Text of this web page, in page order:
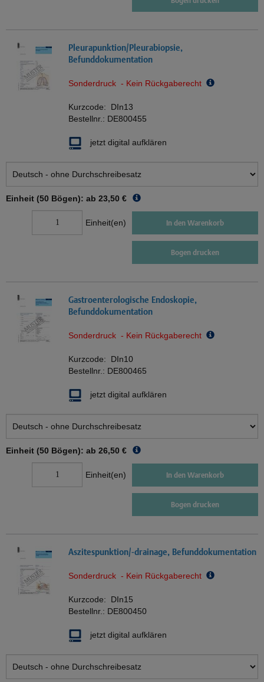
Pleurapunktion/Pleurabiopsie,
Befunddokumentation
Sonderdruck - Kein Rückgaberecht
Kurzcode: DIn13
Bestellnr.: DE800455
jetzt digital aufklären
Einheit (50 Bögen): ab 23,50 €
Einheit(en) In den Warenkorb
Bogen drucken
Gastroenterologische Endoskopie,
Befunddokumentation
Sonderdruck - Kein Rückgaberecht
Kurzcode: DIn10
Bestellnr.: DE800465
jetzt digital aufklären
Einheit (50 Bögen): ab 26,50 €
Einheit(en) In den Warenkorb
Bogen drucken
Aszitespunktion/-drainage, Befunddokumentation
Sonderdruck - Kein Rückgaberecht
Kurzcode: DIn15
Bestellnr.: DE800450
jetzt digital aufklären